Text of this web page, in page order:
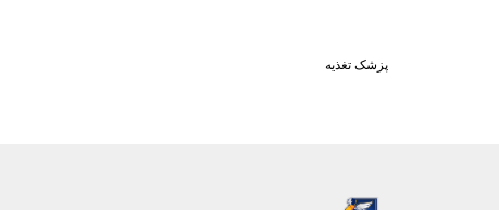
پزشک تغذیه